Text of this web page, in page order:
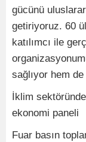
gücünü
getiriyoruz. 60
katılımcı ile
sağlıyor hem
İklim
ekonomi paneli
Fuar basın